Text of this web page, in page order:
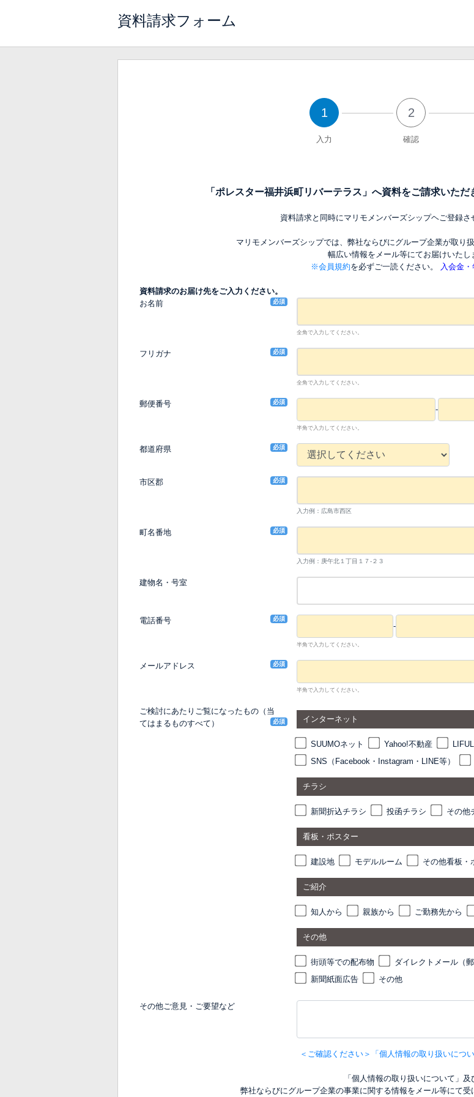
資料請求フォーム
1
入力
2
確認
「ポレスター福井浜町リバーテラス」へ資料をご請求いただ
資料請求と同時にマリモメンバーズシップヘご登録さ
マリモメンバーズシップでは、弊社ならびにグループ企業が取り
幅広い情報をメール等にてお届けいたし
※会員規約を必ずご一読ください。 入会金
資料請求のお届け先をご入力ください。
お名前
必須
全角で入力してください。
フリガナ 必須
全角で入力してください。
郵便番号 必須
-
半角で入力してください。
都道府県 必須
市区郡 必須
入力例：広島市西区
町名番地 必須
入力例：庚午北１丁目１７-２３
建物名・号室
電話番号 必須
-
半角で入力してください。
メールアドレス 必須
半角で入力してください。
ご検討にあたりご覧になったもの（当
てはまるものすべて）
必須 インターネット
SUUMOネット Yahoo!不動産
SNS（Facebook・Instagram・LINE等）
チラシ
新聞折込チラシ 投函チラシ その他
看板・ポスター
建設地 モデルルーム その他看板・
ご紹介
知人から 親族から ご勤務先から
その他
街頭等での配布物 ダイレクトメール（郵
新聞紙面広告
その他
その他ご意見・ご要望など
＜ご確認ください＞「個人情報の取り扱いにつ
「個人情報の取り扱いについて」及
弊社ならびにグループ企業の事業に関する情報をメール等にて受